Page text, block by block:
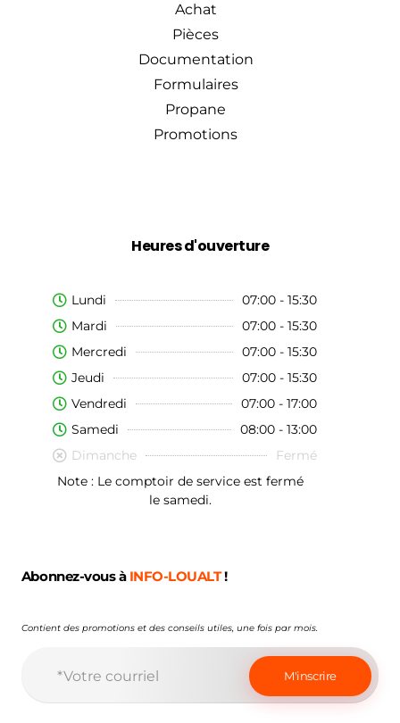
Achat
Pièces
Documentation
Formulaires
Propane
Promotions
Heures d'ouverture
Lundi
07:00 - 15:30
Mardi
07:00 - 15:30
Mercredi
07:00 - 15:30
Jeudi
07:00 - 15:30
Vendredi
07:00 - 17:00
Samedi
08:00 - 13:00
Dimanche
Fermé
Note : Le comptoir de service est fermé
le samedi.
Abonnez-vous à INFO-LOUALT!
Contient des promotions et des conseils utiles, une fois par mois.